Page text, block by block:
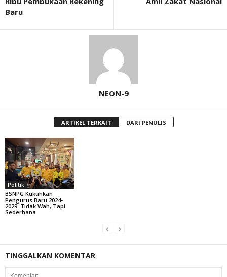
Baru
NEON-9
ARTIKEL TERKAIT DARI PENULIS
Politik
BSNPG Kukuhkan
Pengurus Baru 2024-
2029: Tidak Wah, Tapi
Sederhana
TINGGALKAN KOMENTAR